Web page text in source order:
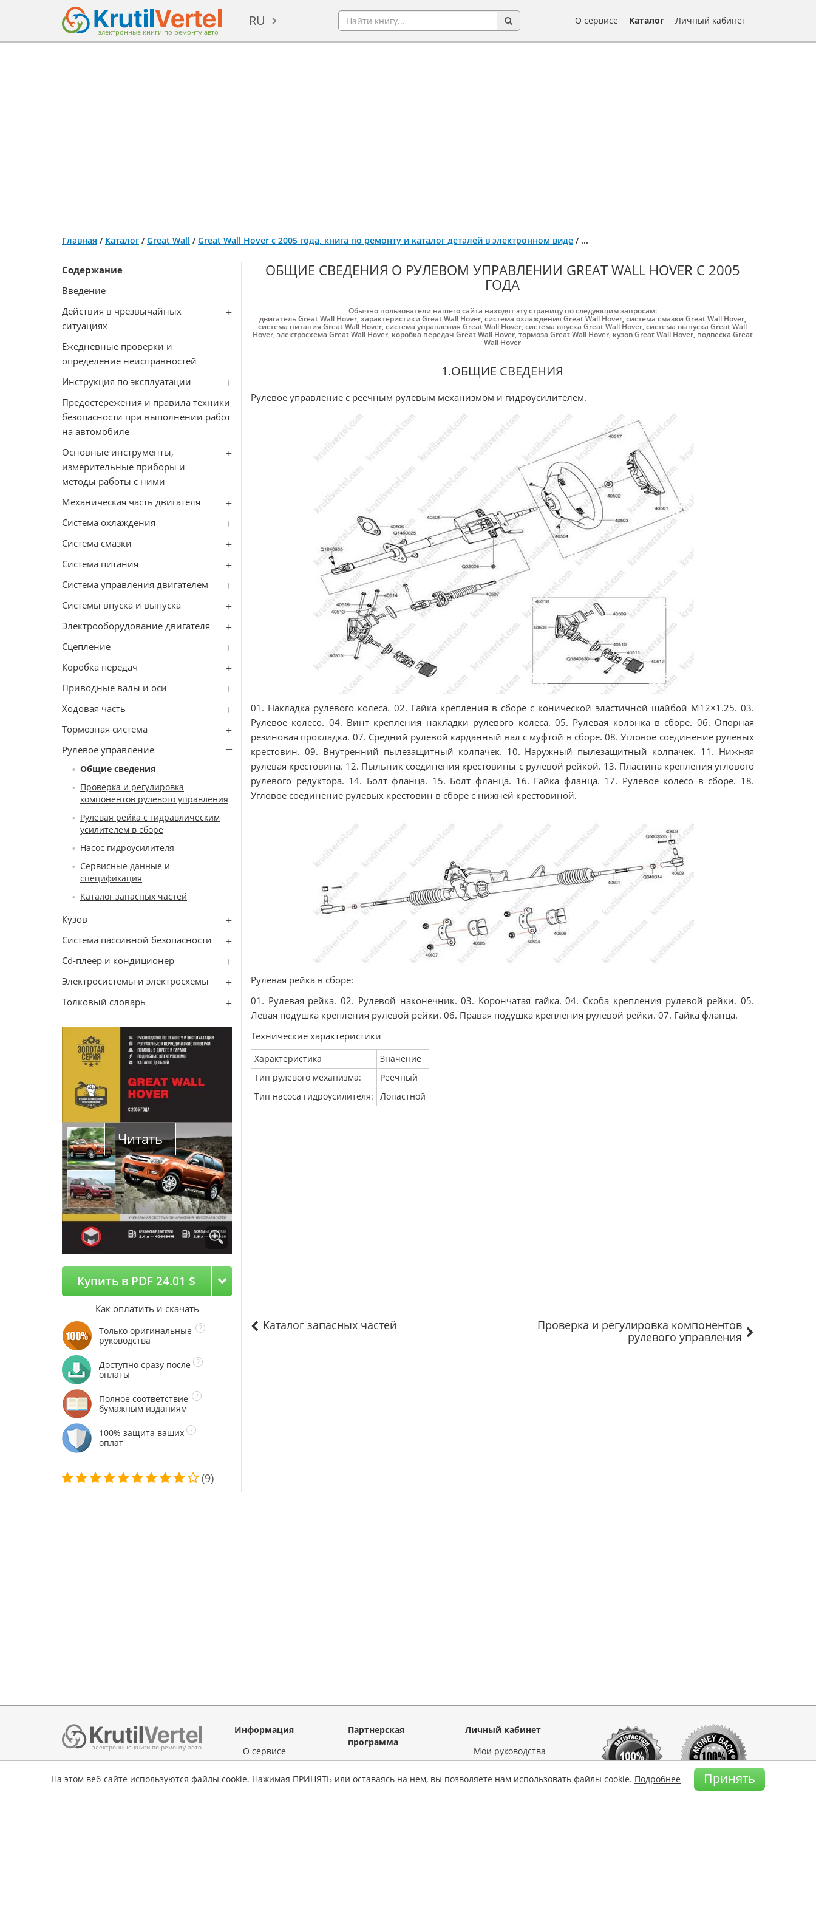
электронные книги по ремонту авто
RU О сервисе Каталог Личный кабинет
Главная / Каталог /Great Wall /Great Wall Hover с 2005 года, книга по ремонту и каталог деталей в электронном виде / ...
Содержание
Введение
Действия в чрезвычайных
ситуациях
Ежедневные проверки и
определение неисправностей
Инструкция по эксплуатации
Предостережения и правила техники
безопасности при выполнении работ
на автомобиле
Основные инструменты,
измерительные приборы и
методы работы с ними
Механическая часть двигателя
Система охлаждения
Система смазки
Система питания
Система управления двигателем
Системы впуска и выпуска
Электрооборудование двигателя
Сцепление
Коробка передач
Приводные валы и оси
Ходовая часть
Тормозная система
Рулевое управление
Общие сведения
Проверка и регулировка
компонентов рулевого управления
Рулевая рейка с гидравлическим
усилителем в сборе
Насос гидроусилителя
Сервисные данные и
спецификация
Каталог запасных частей
Кузов
Система пассивной безопасности
Cd-плеер и кондиционер
Электросистемы и электросхемы
Толковый словарь
Читать
Купить в PDF 24.01 $
Как оплатить и скачать
Только оригинальные
руководства
Доступно сразу после
оплаты
Полное соответствие
бумажным изданиям
100% защита ваших
оплат
(9)
ОБЩИЕ СВЕДЕНИЯ О РУЛЕВОМ УПРАВЛЕНИИ GREAT WALL HOVER С 2005
ГОДА
Обычно пользователи нашего сайта находят эту страницу по следующим запросам:
двигатель Great Wall Hover,характеристики Great Wall Hover,система охлаждения Great Wall Hover,система смазки Great Wall Hover,
система питания Great Wall Hover,система управления Great Wall Hover,система впуска Great Wall Hover,система выпуска Great Wall
Hover,электросхема Great Wall Hover, коробка передач Great Wall Hover,тормоза Great Wall Hover, кузов Great Wall Hover, подвеска Great
Wall Hover
1.ОБЩИЕ СВЕДЕНИЯ
Рулевое управление с реечным рулевым механизмом и гидроусилителем.
01. Накладка рулевого колеса. 02. Гайка крепления в сборе с конической эластичной шайбой M12×1.25. 03.
Рулевое колесо. 04. Винт крепления накладки рулевого колеса. 05. Рулевая колонка в сборе. 06. Опорная
резиновая прокладка. 07. Средний рулевой карданный вал с муфтой в сборе. 08. Угловое соединение рулевых
крестовин. 09. Внутренний пылезащитный колпачек. 10. Наружный пылезащитный колпачек. 11. Нижняя
рулевая крестовина. 12. Пыльник соединения крестовины с рулевой рейкой. 13. Пластина крепления углового
рулевого редуктора. 14. Болт фланца. 15. Болт фланца. 16. Гайка фланца. 17. Рулевое колесо в сборе. 18.
Угловое соединение рулевых крестовин в сборе с нижней крестовиной.
Рулевая рейка в сборе:
01. Рулевая рейка. 02. Рулевой наконечник. 03. Корончатая гайка. 04. Скоба крепления рулевой рейки. 05.
Левая подушка крепления рулевой рейки. 06. Правая подушка крепления рулевой рейки. 07. Гайка фланца.
Технические характеристики
Характеристика
Значение
Тип рулевого механизма:
Реечный
Тип насоса гидроусилителя:
Лопастной
Каталог запасных частей
Проверка и регулировка компонентов
рулевого управления
электронные книги по ремонту авто
Обратная связь
Информация
О сервисе
Полезные советы
Партнерская
программа
Для
информационных
Личный кабинет
Мои руководства
Тестовое
На этом веб-сайте используются файлы cookie. Нажимая ПРИНЯТЬ или оставаясь на нем, вы позволяете нам использовать файлы cookie. Подробнее Принять